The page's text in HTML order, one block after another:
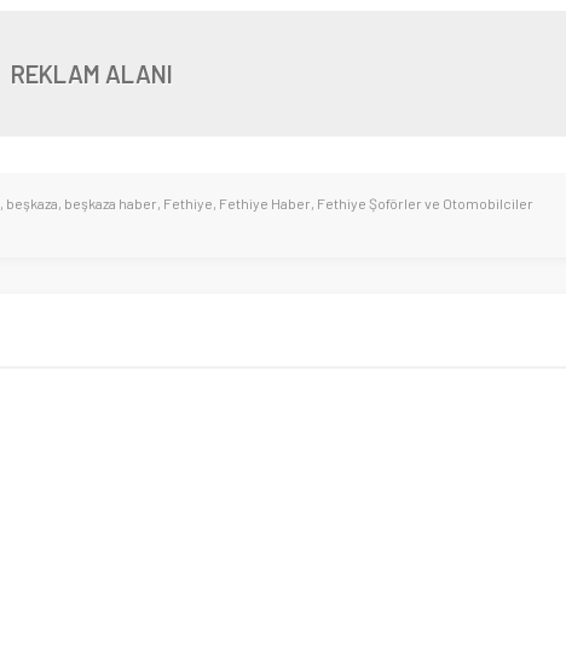
REKLAM ALANI
, beşkaza, beşkaza haber, Fethiye, Fethiye Haber, Fethiye Şoförler ve Otomobilciler